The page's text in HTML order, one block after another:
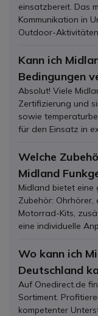
einsatzbereit. Das
Kommunikation in
Outdoor-Aktivitäten.
Kann ich
Bedingungen
Absolut! Viele
Zertifizierung und
sowie
für den Einsatz in
Welche
Midland
Midland bietet eine
Zubehör: Ohrhörer,
Motorrad-Kits,
eine individuelle
Wo kann ich
Deutschland
Auf Onedirect.de
Sortiment.
kompetenter